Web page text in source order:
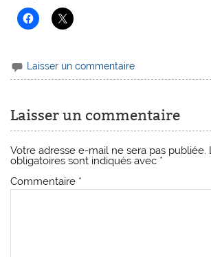
Laisser un commentaire
Laisser un commentaire
Votre adresse e-mail ne sera pas publiée.
obligatoires sont indiqués avec *
Commentaire *